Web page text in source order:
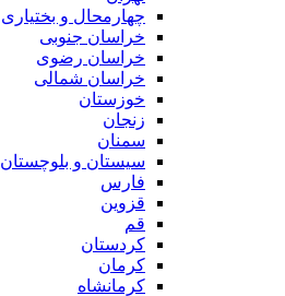
چهارمحال و بختیاری
خراسان جنوبی
خراسان رضوی
خراسان شمالی
خوزستان
زنجان
سمنان
سیستان و بلوچستان
فارس
قزوین
قم
کردستان
کرمان
کرمانشاه